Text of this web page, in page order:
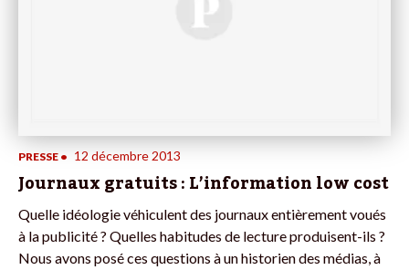
PRESSE • 12 décembre 2013
Journaux gratuits : L’information low cost
Quelle idéologie véhiculent des journaux entièrement voués
à la publicité ? Quelles habitudes de lecture produisent-ils ?
Nous avons posé ces questions à un historien des médias, à